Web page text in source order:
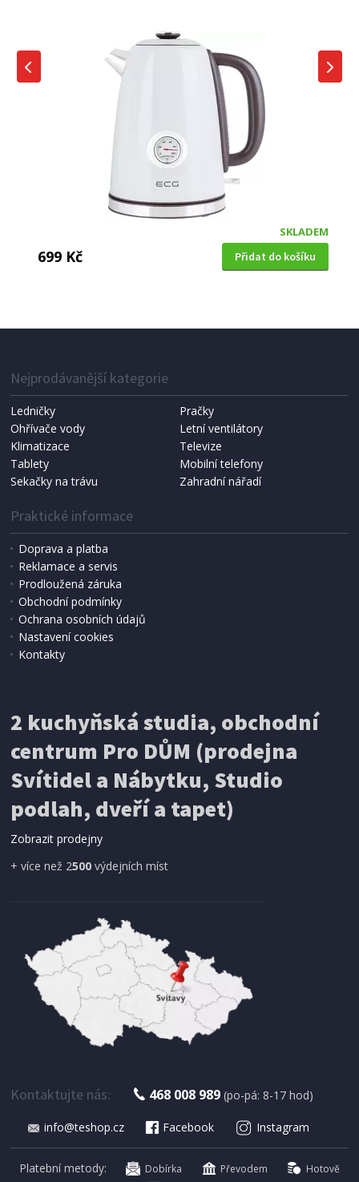
SKLADEM
699 Kč Přidat do košíku
Berlingerhaus LP-BH-272 s dvojitou stěnou 1,7 l
625 Kč
699 Kč Přidat do košíku
RYCHLOVARNÁ KONVICE
Bravo B 4574 LEA STŘÍBRNÁ
Nejprodávanější kategorie
Ledničky
Pračky
Ohřívače vody
Letní ventilátory
Klimatizace
Televize
Tablety
Mobilní telefony
Sekačky na trávu
Zahradní nářadí
Praktické informace
Doprava a platba
Reklamace a servis
Prodloužená záruka
Obchodní podmínky
Ochrana osobních údajů
Nastavení cookies
Kontakty
2 kuchyňská studia, obchodní
centrum Pro DŮM (prodejna
Svítidel a Nábytku, Studio
podlah, dveří a tapet)
Zobrazit prodejny
+ více než 2500 výdejních míst
Kontaktujte nás: 468 008 989 (po-pá: 8-17 hod)
info@teshop.cz Facebook Instagram
Platební metody: Dobírka Převodem
Hotově